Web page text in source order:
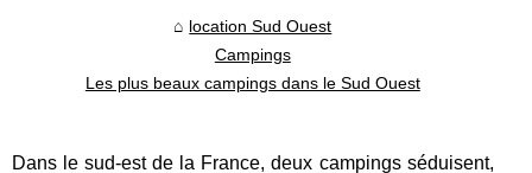
location Sud Ouest
Campings
Les plus beaux campings dans le Sud Ouest
Dans le sud-est de la France, deux campings séduisent,